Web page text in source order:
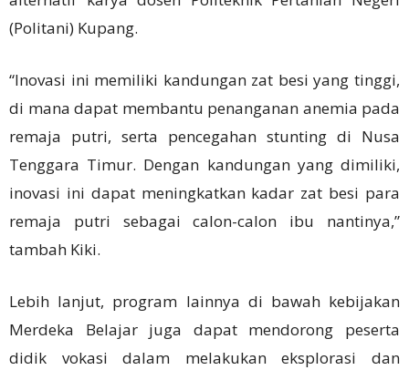
(Politani) Kupang.
“Inovasi ini memiliki kandungan zat besi yang tinggi,
di mana dapat membantu penanganan anemia pada
remaja putri, serta pencegahan stunting di Nusa
Tenggara Timur. Dengan kandungan yang dimiliki,
inovasi ini dapat meningkatkan kadar zat besi para
remaja putri sebagai calon-calon ibu nantinya,”
tambah Kiki.
Lebih lanjut, program lainnya di bawah kebijakan
Merdeka Belajar juga dapat mendorong peserta
didik vokasi dalam melakukan eksplorasi dan